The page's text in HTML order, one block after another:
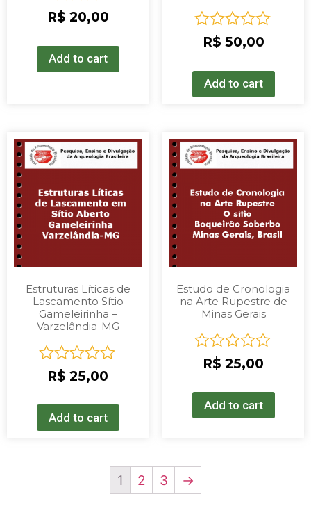
Rated
out
of
5
R$ 20,00
Add to cart
Rated
out
of
5
R$ 50,00
Add to cart
Estruturas Líticas de
Lascamento Sítio
Gameleirinha –
Varzelândia-MG
Rated
out
of
5
R$ 25,00
Add to cart
Estudo de Cronologia
na Arte Rupestre de
Minas Gerais
Rated
out
of
5
R$ 25,00
Add to cart
1 2 3 →